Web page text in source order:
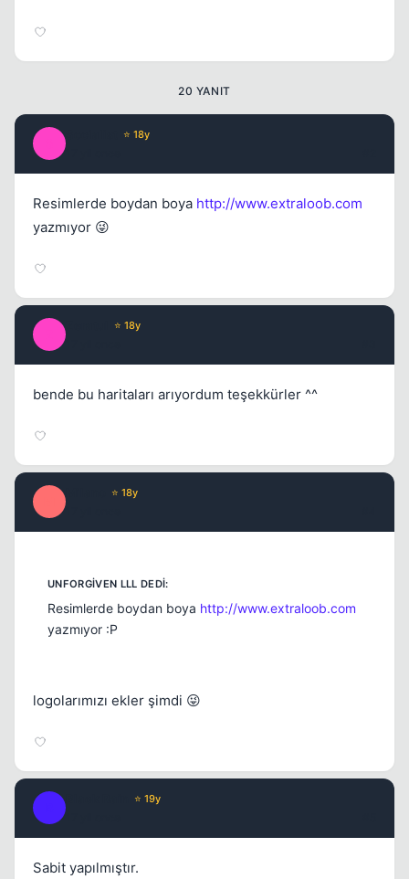
20 YANIT
⭐ 18y
Resimlerde boydan boya http://www.extraloob.com
yazmıyor 😜
⭐ 18y
bende bu haritaları arıyordum teşekkürler ^^
⭐ 18y
Resimlerde boydan boya http://www.extraloob.com
yazmıyor :P
logolarımızı ekler şimdi 😜
⭐ 19y
Sabit yapılmıştır.
Kapat
Kapat